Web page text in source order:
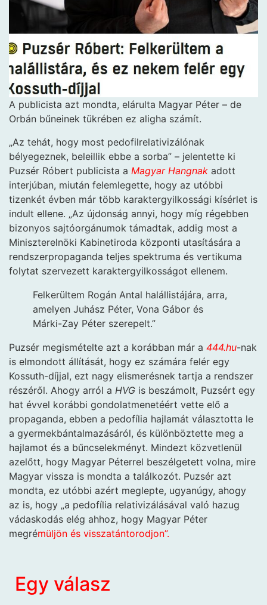
A publicista azt mondta, elárulta Magyar Péter – de
Orbán bűneinek tükrében ez aligha számít.
„Az tehát, hogy most pedofilrelativizálónak
bélyegeznek, beleillik ebbe a sorba” – jelentette ki
Puzsér Róbert publicista a Magyar Hangnak adott
interjúban, miután felemlegette, hogy az utóbbi
tizenkét évben már több karaktergyilkossági kísérlet is
indult ellene. „Az újdonság annyi, hogy míg régebben
bizonyos sajtóorgánumok támadtak, addig most a
Miniszterelnöki Kabinetiroda központi utasítására a
rendszerpropaganda teljes spektruma és vertikuma
folytat szervezett karaktergyilkosságot ellenem.
Felkerültem Rogán Antal halállistájára, arra,
amelyen Juhász Péter, Vona Gábor és
Márki-Zay Péter szerepelt.”
Puzsér megismételte azt a korábban már a 444.hu-nak
is elmondott állítását, hogy ez számára felér egy
Kossuth-díjjal, ezt nagy elismerésnek tartja a rendszer
részéről. Ahogy arról a HVG is beszámolt, Puzsért egy
hat évvel korábbi gondolatmenetéért vette elő a
propaganda, ebben a pedofília hajlamát választotta le
a gyermekbántalmazásáról, és különböztette meg a
hajlamot és a bűncselekményt. Mindezt közvetlenül
azelőtt, hogy Magyar Péterrel beszélgetett volna, mire
Magyar vissza is mondta a találkozót. Puzsér azt
mondta, ez utóbbi azért meglepte, ugyanúgy, ahogy
az is, hogy „a pedofília relativizálásával való hazug
vádaskodás elég ahhoz, hogy Magyar Péter
megrémüljön és visszatántorodjon”.
Egy válasz